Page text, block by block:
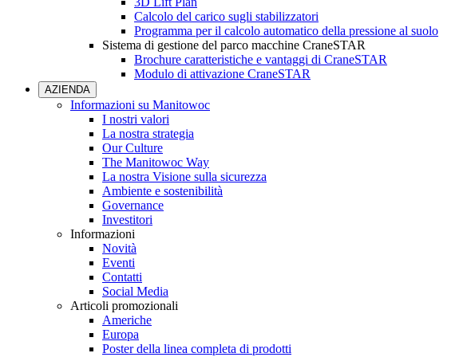
Calcolo del carico sugli stabilizzatori
Programma per il calcolo automatico della pressione al suolo
Sistema di gestione del parco macchine CraneSTAR
Brochure caratteristiche e vantaggi di CraneSTAR
Modulo di attivazione CraneSTAR
AZIENDA
Informazioni su Manitowoc
I nostri valori
La nostra strategia
Our Culture
The Manitowoc Way
La nostra Visione sulla sicurezza
Ambiente e sostenibilità
Governance
Investitori
Informazioni
Novità
Eventi
Contatti
Social Media
Articoli promozionali
Americhe
Europa
Poster della linea completa di prodotti